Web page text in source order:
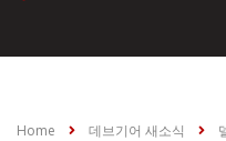
Home 데브기어 새소식